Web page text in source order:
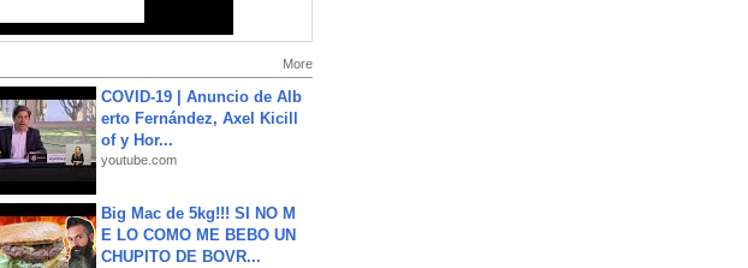
More
COVID-19 | Anuncio de Alb
erto Fernández, Axel Kicill
of y Hor...
youtube.com
Big Mac de 5kg!!! SI NO M
E LO COMO ME BEBO UN
CHUPITO DE BOVR...